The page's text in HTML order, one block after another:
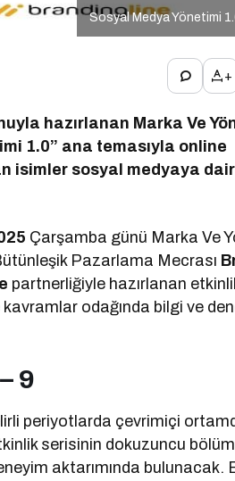
Sosyal Medya Yönetimi
+
hazırlanan Marka Ve
1.0” ana temasıyla online
isimler sosyal medyaya
Çarşamba günü Marka Ve
Pazarlama Mecrası
partnerliğiyle hazırlanan
odağında bilgi ve
9
periyotlarda çevrimiçi
serisinin dokuzuncu
aktarımında bulunacak.